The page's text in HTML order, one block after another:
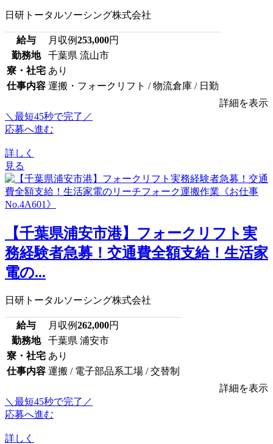
日研トータルソーシング株式会社
給与 月収例253,000円
勤務地
千葉県 流山市
寮・社宅 あり
仕事内容 運搬・フォークリフト / 物流倉庫 / 日勤
詳細を表示
＼最短45秒で完了／
応募へ進む
詳しく
見る
【千葉県浦安市港】フォークリフト実
務経験者急募！交通費全額支給！生活家
電の...
日研トータルソーシング株式会社
給与 月収例262,000円
勤務地
千葉県 浦安市
寮・社宅 あり
仕事内容 運搬 / 電子部品系工場 / 交替制
詳細を表示
＼最短45秒で完了／
応募へ進む
詳しく